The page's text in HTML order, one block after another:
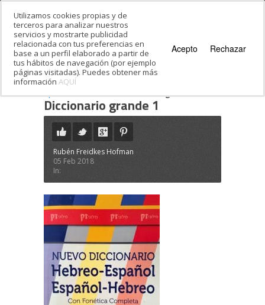
Estás en:
aprender hebreo · Diccionario grande 1
Diccionario grande 1
Rubén Freidkes Hofman
05 Feb 2018
In:
Utilizamos cookies propias y de
terceros para analizar nuestros
servicios y mostrarte publicidad
relacionada con tus preferencias en
base a un perfil elaborado a partir de
tus hábitos de navegación (por ejemplo
páginas visitadas). Puedes obtener más
información AQUÍ
Acepto Rechazar